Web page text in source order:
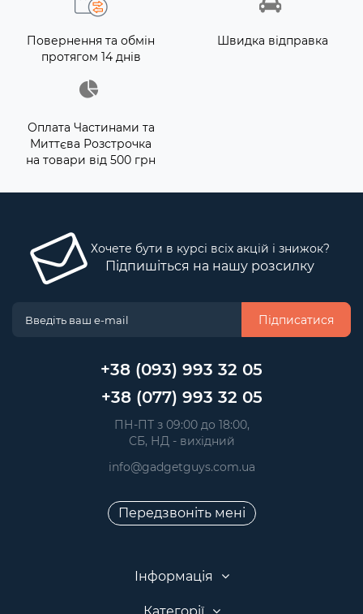
Повернення та обмін
протягом 14 днів
Швидка відправка
Оплата Частинами та
Миттєва Розстрочка
на товари від 500 грн
Хочете бути в курсі всіх акцій і знижок?
Підпишіться на нашу розсилку
Підписатися
+38 (093) 993 32 05
+38 (077) 993 32 05
ПН-ПТ з 09:00 до 18:00,
СБ, НД - вихідний
info@gadgetguys.com.ua
Передзвоніть мені
Інформація